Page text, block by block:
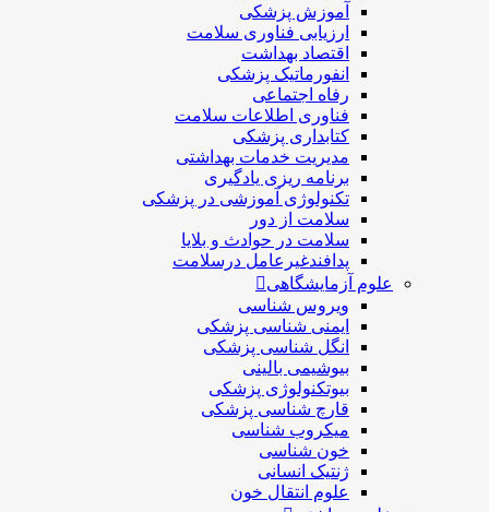
آموزش پزشکی
ارزیابی فناوری سلامت
اقتصاد بهداشت
انفورماتیک پزشکی
رفاه اجتماعی
فناوری اطلاعات سلامت
کتابداری پزشکی
مديريت خدمات بهداشتی
برنامه ریزی یادگیری
تکنولوژی آموزشی در پزشکی
سلامت از دور
سلامت در حوادث و بلایا
پدافندغیرعامل درسلامت
علوم آزمایشگاهی
ویروس شناسی
ایمنی شناسی پزشكی
انگل شناسی پزشکی
بیوشیمی بالینی
بیوتکنولوژی پزشکی
قارچ شناسی پزشکی
ميكروب شناسی
خون شناسی
ژنتیک انسانی
علوم انتقال خون